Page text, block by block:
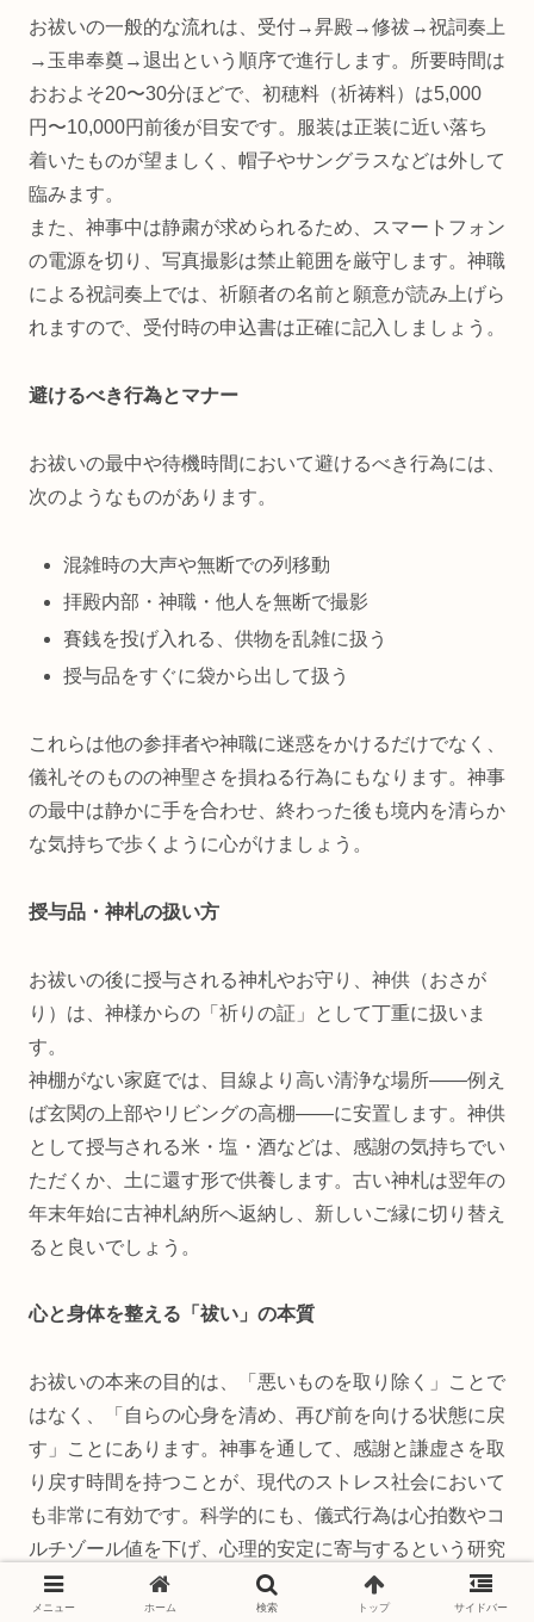
お祓いの一般的な流れは、受付→昇殿→修祓→祝詞奏上
→玉串奉奠→退出という順序で進行します。所要時間は
おおよそ20〜30分ほどで、初穂料（祈祷料）は5,000
円〜10,000円前後が目安です。服装は正装に近い落ち
着いたものが望ましく、帽子やサングラスなどは外して
臨みます。
また、神事中は静粛が求められるため、スマートフォン
の電源を切り、写真撮影は禁止範囲を厳守します。神職
による祝詞奏上では、祈願者の名前と願意が読み上げら
れますので、受付時の申込書は正確に記入しましょう。
避けるべき行為とマナー
お祓いの最中や待機時間において避けるべき行為には、
次のようなものがあります。
混雑時の大声や無断での列移動
拝殿内部・神職・他人を無断で撮影
賽銭を投げ入れる、供物を乱雑に扱う
授与品をすぐに袋から出して扱う
これらは他の参拝者や神職に迷惑をかけるだけでなく、
儀礼そのものの神聖さを損ねる行為にもなります。神事
の最中は静かに手を合わせ、終わった後も境内を清らか
な気持ちで歩くように心がけましょう。
授与品・神札の扱い方
お祓いの後に授与される神札やお守り、神供（おさが
り）は、神様からの「祈りの証」として丁重に扱いま
す。
神棚がない家庭では、目線より高い清浄な場所――例え
ば玄関の上部やリビングの高棚――に安置します。神供
として授与される米・塩・酒などは、感謝の気持ちでい
ただくか、土に還す形で供養します。古い神札は翌年の
年末年始に古神札納所へ返納し、新しいご縁に切り替え
ると良いでしょう。
心と身体を整える「祓い」の本質
お祓いの本来の目的は、「悪いものを取り除く」ことで
はなく、「自らの心身を清め、再び前を向ける状態に戻
す」ことにあります。神事を通して、感謝と謙虚さを取
り戻す時間を持つことが、現代のストレス社会において
も非常に有効です。科学的にも、儀式行為は心拍数やコ
ルチゾール値を下げ、心理的安定に寄与するという研究
結果が報告されています。
メニュー ホーム 検索 トップ サイドバー